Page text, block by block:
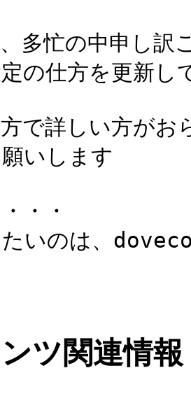
多忙の中申し訳
の仕方を更新し
で詳しい方がお
いします
・・
いのは、
ツ関連情報